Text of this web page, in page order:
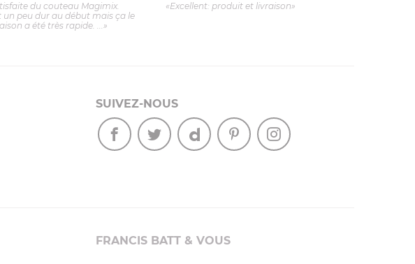
du couteau Magimix.
un peu dur au début mais ça le
a été très rapide. ...»
«Excellent: produit et livraison»
SUIVEZ-NOUS
FRANCIS BATT & VOUS